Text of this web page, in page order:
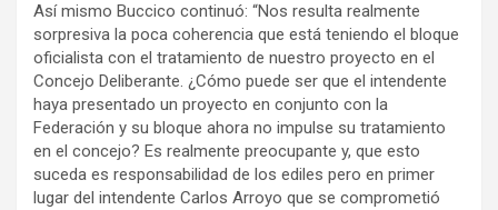
Así mismo Buccico continuó: “Nos resulta realmente
sorpresiva la poca coherencia que está teniendo el bloque
oficialista con el tratamiento de nuestro proyecto en el
Concejo Deliberante. ¿Cómo puede ser que el intendente
haya presentado un proyecto en conjunto con la
Federación y su bloque ahora no impulse su tratamiento
en el concejo? Es realmente preocupante y, que esto
suceda es responsabilidad de los ediles pero en primer
lugar del intendente Carlos Arroyo que se comprometió